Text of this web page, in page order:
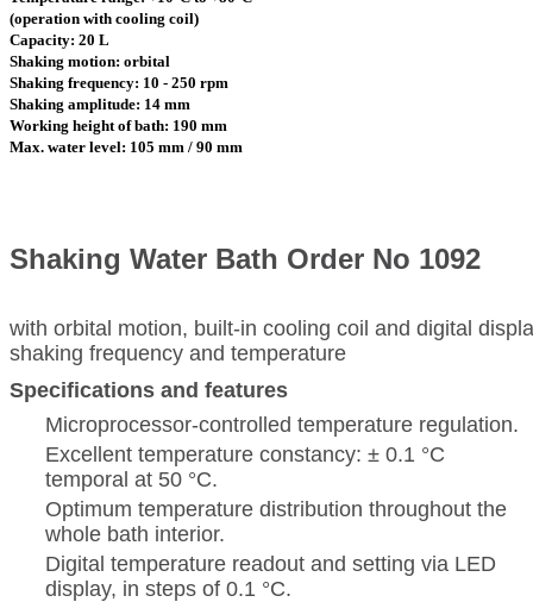
(operation with cooling coil)
Capacity: 20 L
Shaking motion: orbital
Shaking frequency: 10 - 250 rpm
Shaking amplitude: 14 mm
Working height of bath: 190 mm
Max. water level: 105 mm / 90 mm
Shaking Water Bath Order No 1092
with orbital motion, built-in cooling coil and digital
shaking frequency and temperature
Specifications and features
Microprocessor-controlled temperature regulation.
Excellent temperature constancy: ± 0.1 °C
temporal at 50 °C.
Optimum temperature distribution throughout the
whole bath interior.
Digital temperature readout and setting via LED
display, in steps of 0.1 °C.